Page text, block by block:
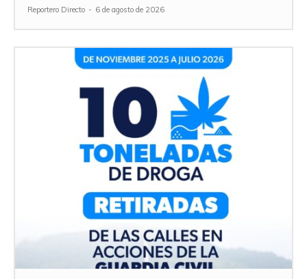
Reportero Directo - 6 de agosto de 2026